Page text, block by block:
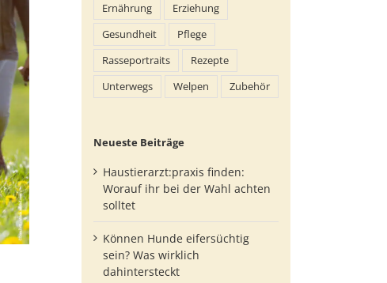
Ernährung
Erziehung
Gesundheit
Pflege
Rasseportraits
Rezepte
Unterwegs
Welpen Zubehör
Neueste Beiträge
Haustierarzt:praxis finden:
Worauf ihr bei der Wahl achten
solltet
Können Hunde eifersüchtig
sein? Was wirklich
dahintersteckt